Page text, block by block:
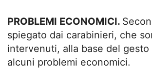
PROBLEMI ECONOMICI.
spiegato dai carabinieri, che
intervenuti, alla base del gesto
alcuni problemi economici.